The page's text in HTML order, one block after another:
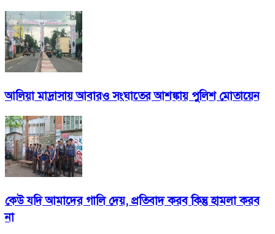
আলিয়া মাদ্রাসায় আবারও সংঘাতের আশঙ্কায় পুলিশ মোতায়েন
কেউ যদি আমাদের গালি দেয়, প্রতিবাদ করব কিন্তু হামলা করব
না